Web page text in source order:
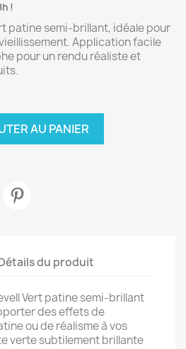
!
patine semi-brillant, idéale pour
Application facile
pour un rendu réaliste et
AU PANIER
du produit
Vert patine semi-brillant
des effets de
ou de réalisme à vos
verte subtilement brillante